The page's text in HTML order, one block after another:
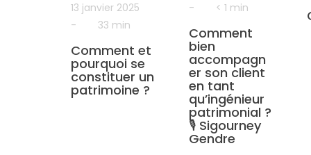
13 janvier 2025
-
33 min
Comment et
pourquoi se
constituer un
patrimoine ?
-
< 1 min
Comment
bien
accompagn
er son client
en tant
qu’ingénieur
patrimonial ?
🎙 Sigourney
Gendre